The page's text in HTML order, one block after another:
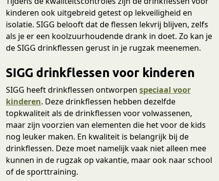
kinderen ook uitgebreid getest op lekveiligheid en
isolatie. SIGG belooft dat de flessen lekvrij blijven, zelfs
als je er een koolzuurhoudende drank in doet. Zo kan je
de SIGG drinkflessen gerust in je rugzak meenemen.
SIGG drinkflessen voor kinderen
SIGG heeft drinkflessen ontworpen speciaal voor
kinderen. Deze drinkflessen hebben dezelfde
topkwaliteit als de drinkflessen voor volwassenen,
maar zijn voorzien van elementen die het voor de kids
nog leuker maken. En kwaliteit is belangrijk bij de
drinkflessen. Deze moet namelijk vaak niet alleen mee
kunnen in de rugzak op vakantie, maar ook naar school
of de sporttraining.